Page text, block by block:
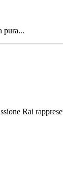
pura...
Rai